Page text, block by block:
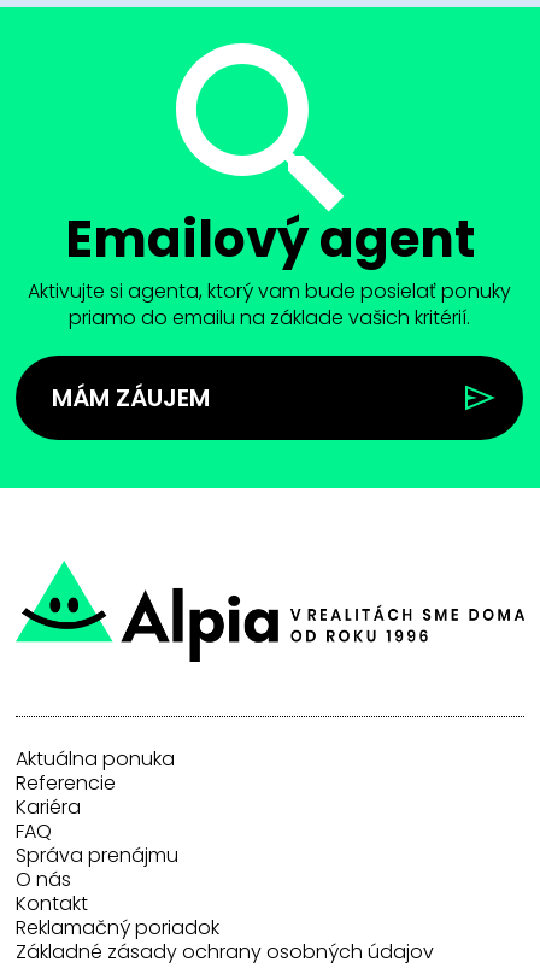
Emailový agent
Aktivujte si agenta, ktorý vam bude posielať ponuky
priamo do emailu na základe vašich kritérií.
MÁM ZÁUJEM
Aktuálna ponuka
Referencie
Kariéra
FAQ
Správa prenájmu
O nás
Kontakt
Reklamačný poriadok
Základné zásady ochrany osobných údajov